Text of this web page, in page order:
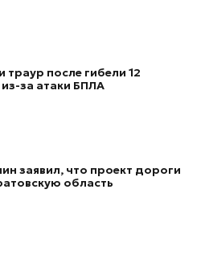
траур после гибели 12
за атаки БПЛА
заявил, что проект дороги
область